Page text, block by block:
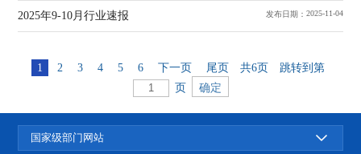
2025年9-10月行业速报 发布日期： 2025-11-04
1 2 3 4 5 6 下一页 尾页 共6页
跳转到第
页
国家级部门网站